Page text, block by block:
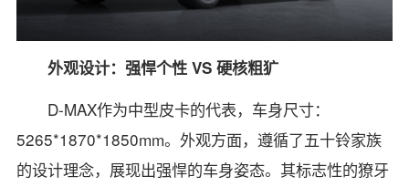
外观设计：强悍个性 VS 硬核粗犷
D-MAX作为中型皮卡的代表，车身尺寸：
5265*1870*1850mm。外观方面，遵循了五十铃家族
的设计理念，展现出强悍的车身姿态。其标志性的獠牙